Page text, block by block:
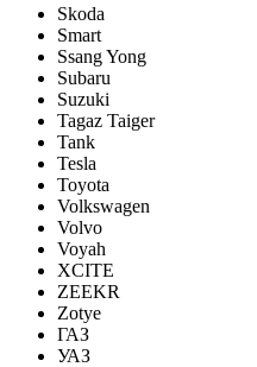
Skoda
Smart
Ssang Yong
Subaru
Suzuki
Tagaz Taiger
Tank
Tesla
Toyota
Volkswagen
Volvo
Voyah
XCITE
ZEEKR
Zotye
ГАЗ
УАЗ